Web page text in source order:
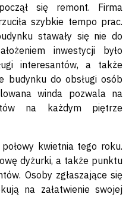
się remont. Firma
szybkie tempo prac.
stawały się nie do
inwestycji było
interesantów, a także
budynku do obsługi osób
winda pozwala na
na każdym piętrze
kwietnia tego roku.
dyżurki, a także punktu
Osoby zgłaszające się
na załatwienie swojej